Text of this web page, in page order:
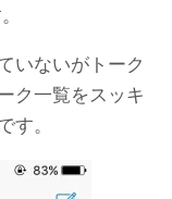
いないがトーク
ク一覧をスッキ
す。